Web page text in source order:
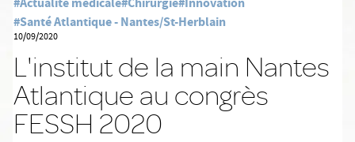
#Santé Atlantique - Nantes/St-Herblain
10/09/2020
L'institut de la main Nantes
Atlantique au congrès
FESSH 2020